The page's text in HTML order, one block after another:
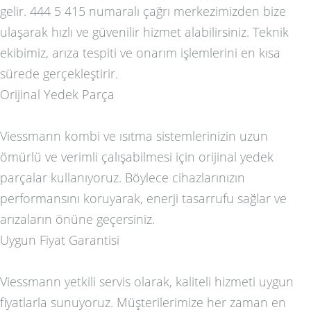
gelir. 444 5 415 numaralı çağrı merkezimizden bize
ulaşarak hızlı ve güvenilir hizmet alabilirsiniz. Teknik
ekibimiz, arıza tespiti ve onarım işlemlerini en kısa
sürede gerçekleştirir.
Orijinal Yedek Parça
Viessmann kombi ve ısıtma sistemlerinizin uzun
ömürlü ve verimli çalışabilmesi için orijinal yedek
parçalar kullanıyoruz. Böylece cihazlarınızın
performansını koruyarak, enerji tasarrufu sağlar ve
arızaların önüne geçersiniz.
Uygun Fiyat Garantisi
Viessmann yetkili servis olarak, kaliteli hizmeti uygun
fiyatlarla sunuyoruz. Müşterilerimize her zaman en